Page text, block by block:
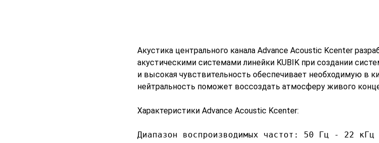
Акустика центрального канала Advance Acoustic Kcenter
акустическими системами линейки KUBIK при создании
и высокая чувствительность обеспечивает необходимую в
нейтральность поможет воссоздать атмосферу живого
Характеристики Advance Acoustic Kcenter:
Диапазон воспроизводимых частот: 50 Гц - 22 кГц